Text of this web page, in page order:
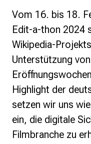
Politische Positionen
Digitale Bildung
Open Data in Politik und
Offene digitale
Europäische und
Offenes Kulturerbe
Projekte
Featured
Wikipedia
Wikidata
Vom 16. bis 18.
Edit-a-thon 2024
Wikipedia-
Unterstützung
Highlight der
setzen wir uns
ein, die digitale
Filmbranche zu